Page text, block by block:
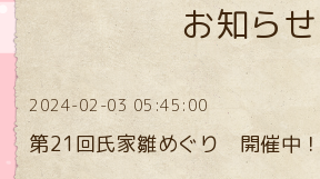
お知らせ
2024-02-03 05:45:00
第21回氏家雛めぐり 開催中！